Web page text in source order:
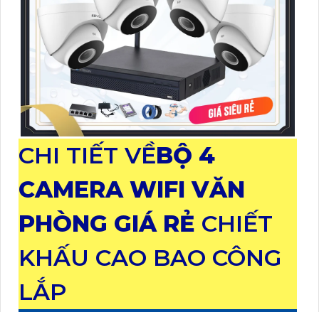
CHI TIẾT VỀBỘ 4
CAMERA WIFI VĂN
PHÒNG GIÁ RẺ CHIẾT
KHẤU CAO BAO CÔNG
LẮP